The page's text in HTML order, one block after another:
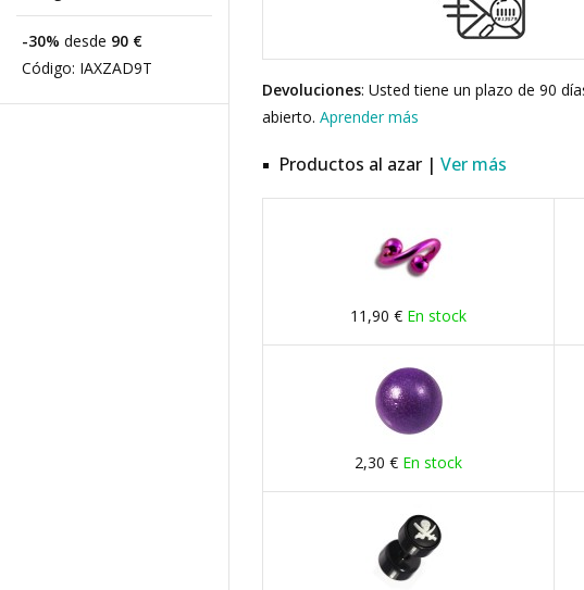
-30% desde 90 €
Código: IAXZAD9T
Devoluciones: Usted tiene un plazo de 90
abierto. Aprender más
Productos al azar | Ver más
11,90 € En stock
2,30 € En stock